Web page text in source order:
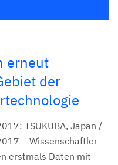
erneut
der
TSUKUBA, Japan /
– Wissenschaftler
erstmals Daten mit